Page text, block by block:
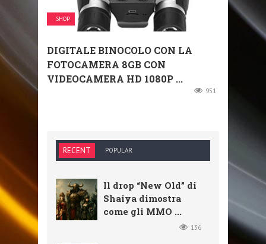
SHOP
DIGITALE BINOCOLO CON LA
FOTOCAMERA 8GB CON
VIDEOCAMERA HD 1080P ...
951
RECENT POPULAR
Il drop “New Old” di
Shaiya dimostra
come gli MMO ...
136